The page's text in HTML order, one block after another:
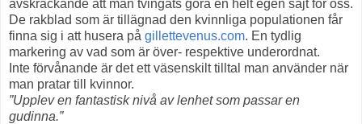
avskräckande att man tvingats göra en helt egen sajt för oss.
De rakblad som är tillägnad den kvinnliga populationen får
finna sig i att husera på gillettevenus.com. En tydlig
markering av vad som är över- respektive underordnat.
Inte förvånande är det ett väsenskilt tilltal man använder när
man pratar till kvinnor.
”Upplev en fantastisk nivå av lenhet som passar en
gudinna.”